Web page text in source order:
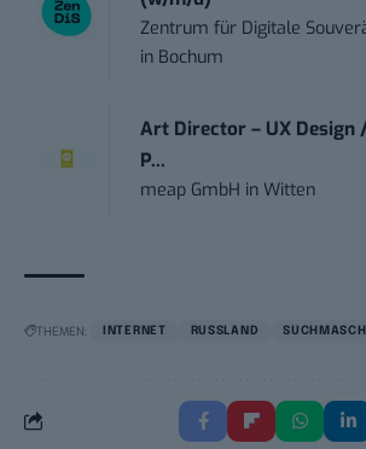
Zentrum für Digitale
in Bochum
Art Director – UX Design
P...
meap GmbH inWitten
THEMEN: INTERNET RUSSLAND